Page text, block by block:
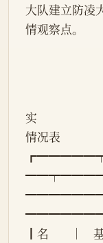
大队建立防凌
情观察点。
实
情况表
┃名        │